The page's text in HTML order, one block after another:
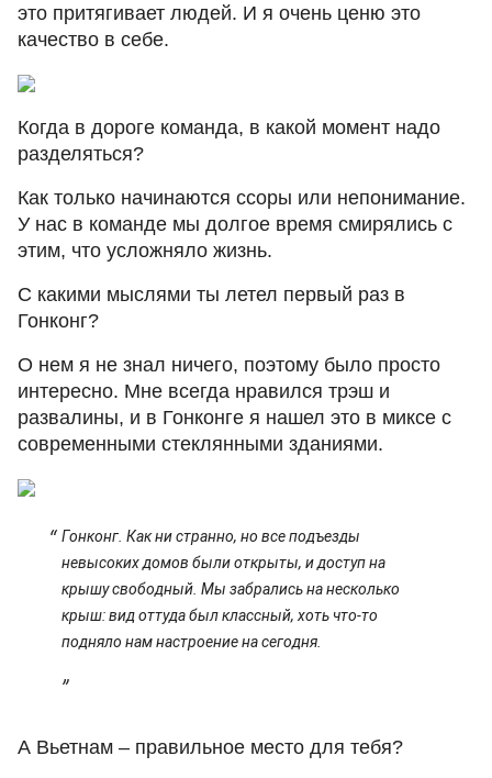
это притягивает людей. И я очень ценю это
качество в себе.
Когда в дороге команда, в какой момент надо
разделяться?
Как только начинаются ссоры или непонимание.
У нас в команде мы долгое время смирялись с
этим, что усложняло жизнь.
С какими мыслями ты летел первый раз в
Гонконг?
О нем я не знал ничего, поэтому было просто
интересно. Мне всегда нравился трэш и
развалины, и в Гонконге я нашел это в миксе с
современными стеклянными зданиями.
Гонконг. Как ни странно, но все подъезды
невысоких домов были открыты, и доступ на
крышу свободный. Мы забрались на несколько
крыш: вид оттуда был классный, хоть что-то
подняло нам настроение на сегодня.
А Вьетнам – правильное место для тебя?